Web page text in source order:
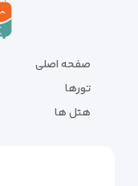
صفحه اصلی
تورها
هتل ها